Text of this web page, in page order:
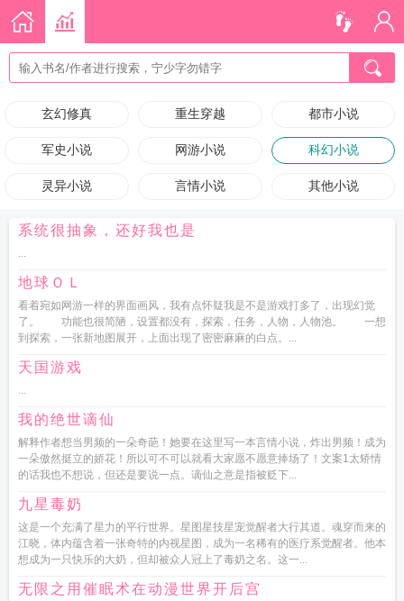
玄幻修真 重生穿越 都市小说
军史小说 网游小说 科幻小说
灵异小说 言情小说 其他小说
系统很抽象，还好我也是
...
地球ＯＬ
看着宛如网游一样的界面画风，我有点怀疑我是不是游戏打多了，出现幻觉
了。 功能也很简陋，设置都没有，探索，任务，人物，人物池。 一想
到探索，一张新地图展开，上面出现了密密麻麻的白点。...
天国游戏
...
我的绝世谪仙
解释作者想当男频的一朵奇葩！她要在这里写一本言情小说，炸出男频！成为
一朵傲然挺立的娇花！所以可不可以就看大家愿不愿意捧场了！文案1太矫情
的话我也不想说，但还是要说一点。谪仙之意是指被贬下...
九星毒奶
这是一个充满了星力的平行世界。星图星技星宠觉醒者大行其道。魂穿而来的
江晓，体内蕴含着一张奇特的内视星图，成为一名稀有的医疗系觉醒者。他本
想成为一只快乐的大奶，但却被众人冠上了毒奶之名。这一...
无限之用催眠术在动漫世界开后宫